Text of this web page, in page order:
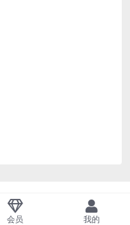
会员 我的